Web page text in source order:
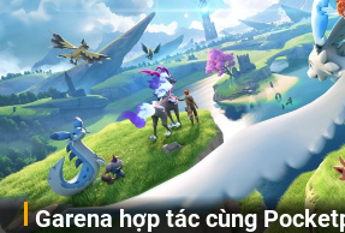
Garena hợp tác cùng